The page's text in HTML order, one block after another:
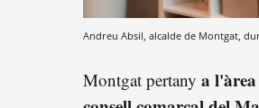
Andreu Absil, alcalde de Montgat,
Montgat pertany a